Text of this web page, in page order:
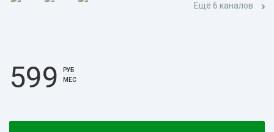
Ещё 6 каналов
599
РУБ
МЕС